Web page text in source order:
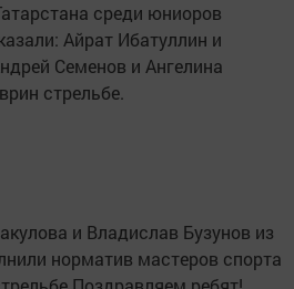
среди юниоров
Айрат Ибатуллин и
Семенов и Ангелина
стрельбе.
и Владислав Бузунов из
норматив мастеров спорта